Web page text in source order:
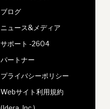
ブログ
ニュース&メディア
サポート -2604
パートナー
プライバシーポリシー
Webサイト利用規約